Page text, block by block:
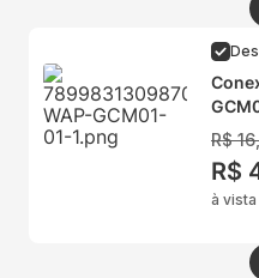
R$ 16,
R$
à